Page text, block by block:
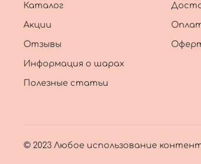
Каталог
Акции
Отзывы
Информация о шарах
Полезные статьи
© 2023 Любое использование